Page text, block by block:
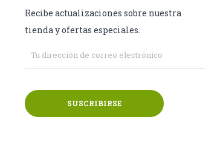
Recibe actualizaciones sobre nuestra
tienda y ofertas especiales.
SUSCRIBIRSE